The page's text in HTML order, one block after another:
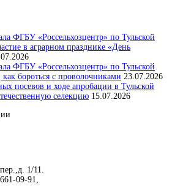
ФГБУ «Россельхозцентр» по Тульской
в аграрном празднике «День
ФГБУ «Россельхозцентр» по Тульской
как бороться с проволочниками 23.07.2026
посевов и ходе апробации в Тульской
селекцию 15.07.2026
1/11.
09-91,